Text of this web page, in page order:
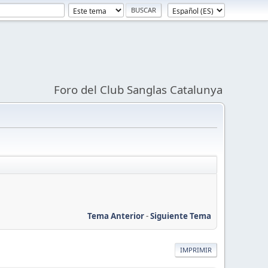
Foro del Club Sanglas Catalunya
Tema Anterior-Siguiente Tema
IMPRIMIR